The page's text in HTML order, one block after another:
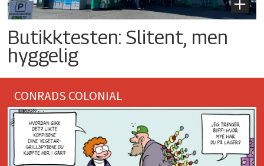
Butikktesten: Slitent, men
hyggelig
CONRADS COLONIAL